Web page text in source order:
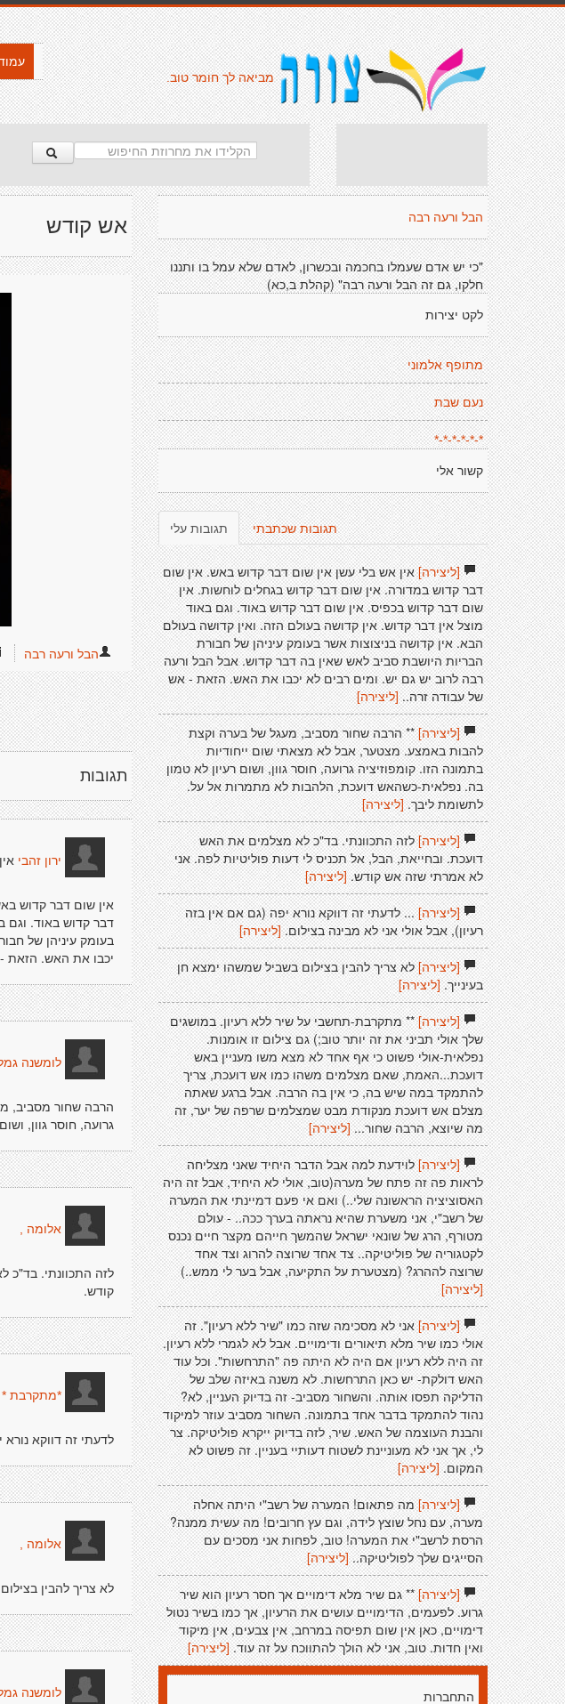
מביאה לך חומר טוב.
אש קודש
הבל ורעה רבה
תגובות
ירון זהבי
אין שום דבר קדוש
דבר קדוש באוד. וגם
בעומק עיניהן של
יכבו את האש. הזאת
לומשנה
הרבה שחור מסביב,
גרועה, חוסר גוון,
אלומה ,
לזה התכוונתי. בד"כ
קודש.
*מתקרבת *
לדעתי זה דווקא
אלומה ,
לא צריך להבין
לומשנה
הבל ורעה רבה
"כי יש אדם שעמלו בחכמה ובכשרון, לאדם שלא עמל בו ותננו
חלקו, גם זה הבל ורעה רבה" (קהלת ב,כא)
לקט יצירות
מתופף אלמוני
נעם שבת
*-*-*-*-*-*
קשור אלי
תגובות עלי תגובות שכתבתי
[ליצירה]אין אש בלי עשן אין שום דבר קדוש באש. אין שום
דבר קדוש במדורה. אין שום דבר קדוש בגחלים לוחשות. אין
שום דבר קדוש בכפיס. אין שום דבר קדוש באוד. וגם באוד
מוצל אין דבר קדוש. אין קדושה בעולם הזה. ואין קדושה בעולם
הבא. אין קדושה בניצוצות אשר בעומק עיניהן של חבורת
הבריות היושבת סביב לאש שאין בה דבר קדוש. אבל הבל ורעה
רבה לרוב יש גם יש. ומים רבים לא יכבו את האש. הזאת - אש
של עבודה זרה.. [ליצירה]
[ליצירה]** הרבה שחור מסביב, מעגל של בערה וקצת
להבות באמצע. מצטער, אבל לא מצאתי שום ייחודיות
בתמונה הזו. קומפוזיציה גרועה, חוסר גוון, ושום רעיון לא טמון
בה. נפלאית-כשהאש דועכת, הלהבות לא מתמרות אל על.
לתשומת ליבך.[ליצירה]
[ליצירה]לזה התכוונתי. בד"כ לא מצלמים את האש
דועכת. ובחייאת, הבל, אל תכניס לי דעות פוליטיות לפה. אני
לא אמרתי שזה אש קודש. [ליצירה]
[ליצירה]... לדעתי זה דווקא נורא יפה (גם אם אין בזה
רעיון), אבל אולי אני לא מבינה בצילום. [ליצירה]
[ליצירה]לא צריך להבין בצילום בשביל שמשהו ימצא חן
בעינייך. [ליצירה]
[ליצירה]** מתקרבת-תחשבי על שיר ללא רעיון. במושגים
שלך אולי תביני את זה יותר טוב;) גם צילום זו אומנות.
נפלאית-אולי פשוט כי אף אחד לא מצא משו מעניין באש
דועכת...האמת, שאם מצלמים משהו כמו אש דועכת, צריך
להתמקד במה שיש בה, כי אין בה הרבה. אבל ברגע שאתה
מצלם אש דועכת מנקודת מבט שמצלמים שרפה של יער, זה
מה שיוצא, הרבה שחור... [ליצירה]
[ליצירה]לוידעת למה אבל הדבר היחיד שאני מצליחה
לראות פה זה פתח של מערה(טוב, אולי לא היחיד, אבל זה היה
האסוציציה הראשונה שלי..) ואם אי פעם דמיינתי את המערה
של רשב"י, אני משערת שהיא נראתה בערך ככה.. - עולם
מטורף, הרג של שונאי ישראל שהמשך חייהם מקצר חיים נכנס
לקטגוריה של פוליטיקה.. צד אחד שרוצה להרוג וצד אחד
שרוצה לההרג? (מצטערת על התקיעה, אבל בער לי ממש..)
[ליצירה]
[ליצירה]אני לא מסכימה שזה כמו "שיר ללא רעיון". זה
אולי כמו שיר מלא תיאורים ודימויים. אבל לא לגמרי ללא רעיון.
זה היה ללא רעיון אם היה לא היתה פה "התרחשות". וכל עוד
האש דולקת- יש כאן התרחשות. לא משנה באיזה שלב של
הדליקה תפסו אותה. והשחור מסביב- זה בדיוק העניין, לא?
נהוד להתמקד בדבר אחד בתמונה. השחור מסביב עוזר למיקוד
והבנת העוצמה של האש. שיר, לזה בדיוק ייקרא פוליטיקה. צר
לי, אך אני לא מעוניינת לשטוח דעותיי בעניין. זה פשוט לא
המקום.[ליצירה]
[ליצירה]מה פתאום! המערה של רשב"י היתה אחלה
מערה, עם נחל שוצץ לידה, וגם עץ חרובים! מה עשית ממנה?
הרסת לרשב"י את המערה! טוב, לפחות אני מסכים עם
הסייגים שלך לפוליטיקה.. [ליצירה]
[ליצירה]** גם שיר מלא דימויים אך חסר רעיון הוא שיר
גרוע. לפעמים, הדימויים עושים את הרעיון, אך כמו בשיר נטול
דימויים, כאן אין שום תפיסה במרחב, אין צבעים, אין מיקוד
ואין חדות. טוב, אני לא הולך להתווכח על זה עוד. [ליצירה]
התחברות